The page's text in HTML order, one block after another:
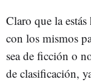
Claro que la
con los mismos
sea de ficción o
de clasificación,